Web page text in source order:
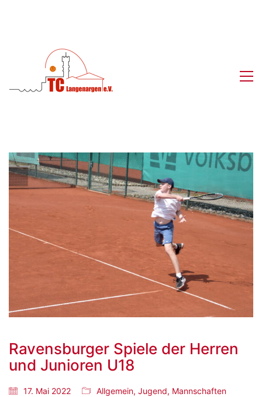
Ravensburger Spiele der Herren
und Junioren U18
17. Mai 2022 Allgemein, Jugend, Mannschaften